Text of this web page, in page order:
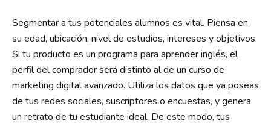
Segmentar a tus potenciales alumnos es vital. Piensa en
su edad, ubicación, nivel de estudios, intereses y objetivos.
Si tu producto es un programa para aprender inglés, el
perfil del comprador será distinto al de un curso de
marketing digital avanzado. Utiliza los datos que ya poseas
de tus redes sociales, suscriptores o encuestas, y genera
un retrato de tu estudiante ideal. De este modo, tus